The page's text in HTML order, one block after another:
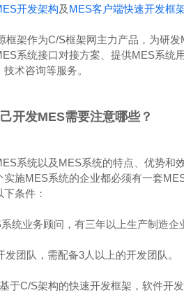
开发架构及 MES客户端快速开发框
框架作为C/S框架网主力产品，为研
系统接口对接方案、提供MES系统
技术咨询等服务。
开发MES需要注意哪些？
系统以及MES系统的特点、优势和
实施MES系统的企业都必须有一套
条件：
统业务顾问，有三年以上生产制造
发团队，需配备3人以上的开发团队。
于C/S架构的快速开发框架，软件开